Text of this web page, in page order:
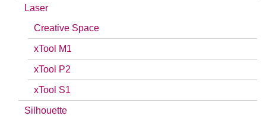
Laser
Creative Space
xTool M1
xTool P2
xTool S1
Silhouette